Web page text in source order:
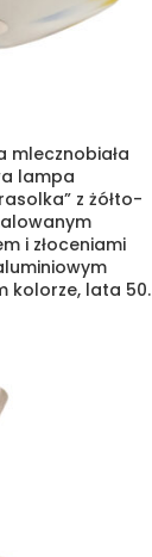
mlecznobiała
lampa
z żółto-
i złoceniami
kolorze, lata 50.